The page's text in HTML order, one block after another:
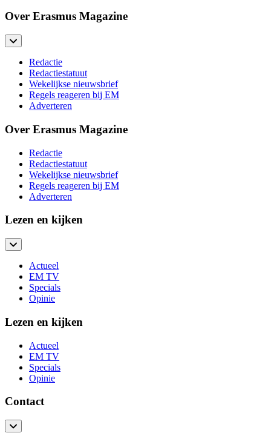
Over Erasmus Magazine
Redactie
Redactiestatuut
Wekelijkse nieuwsbrief
Regels reageren bij EM
Adverteren
Over Erasmus Magazine
Redactie
Redactiestatuut
Wekelijkse nieuwsbrief
Regels reageren bij EM
Adverteren
Lezen en kijken
Actueel
EM TV
Specials
Opinie
Lezen en kijken
Actueel
EM TV
Specials
Opinie
Contact